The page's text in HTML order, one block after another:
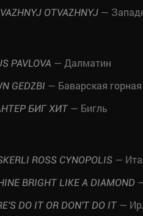
OTVAZHNYJ —
PAVLOVA — Далматин
GEDZBI — Баварская
БИГ ХИТ — Бигль
ROSS CYNOPOLIS —
BRIGHT LIKE A DIAMOND
DO IT OR DON'T DO IT—